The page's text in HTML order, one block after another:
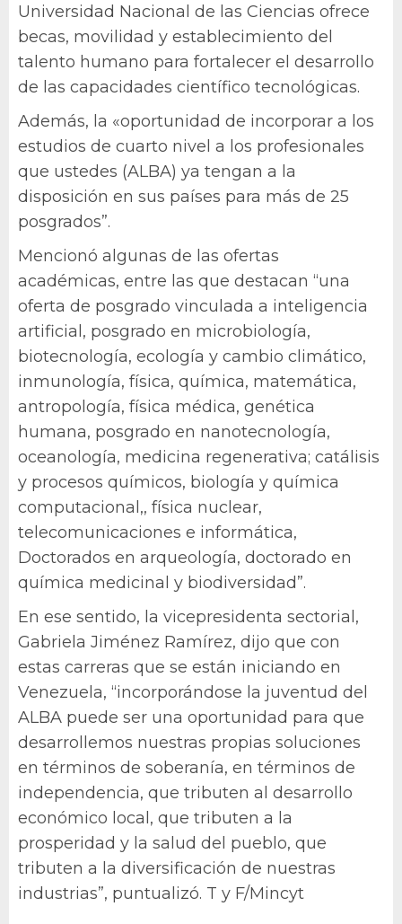
Universidad Nacional de las Ciencias ofrece
becas, movilidad y establecimiento del
talento humano para fortalecer el desarrollo
de las capacidades científico tecnológicas.
Además, la «oportunidad de incorporar a los
estudios de cuarto nivel a los profesionales
que ustedes (ALBA) ya tengan a la
disposición en sus países para más de 25
posgrados”.
Mencionó algunas de las ofertas
académicas, entre las que destacan “una
oferta de posgrado vinculada a inteligencia
artificial, posgrado en microbiología,
biotecnología, ecología y cambio climático,
inmunología, física, química, matemática,
antropología, física médica, genética
humana, posgrado en nanotecnología,
oceanología, medicina regenerativa; catálisis
y procesos químicos, biología y química
computacional,, física nuclear,
telecomunicaciones e informática,
Doctorados en arqueología, doctorado en
química medicinal y biodiversidad”.
En ese sentido, la vicepresidenta sectorial,
Gabriela Jiménez Ramírez, dijo que con
estas carreras que se están iniciando en
Venezuela, “incorporándose la juventud del
ALBA puede ser una oportunidad para que
desarrollemos nuestras propias soluciones
en términos de soberanía, en términos de
independencia, que tributen al desarrollo
económico local, que tributen a la
prosperidad y la salud del pueblo, que
tributen a la diversificación de nuestras
industrias”, puntualizó. T y F/Mincyt